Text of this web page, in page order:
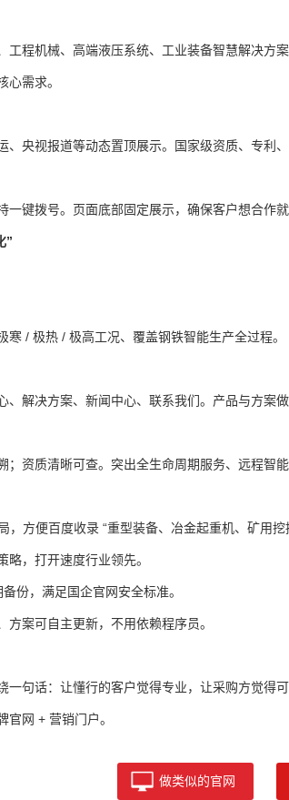
工程机械、高端液压系统、工业装备智慧解决方
心需求。
央视报道等动态置顶展示。 国家级资质、专利
一键拨号。 页面底部固定展示，确保客户想合作就
”
/ 极热 / 极高工况、覆盖钢铁智能生产全过程。
解决方案、新闻中心、联系我们。 产品与方案
；资质清晰可查。突出全生命周期服务、远程智
，方便百度收录 “重型装备、冶金起重机、矿用挖
略，打开速度行业领先。
份，满足国企官网安全标准。
案可自主更新，不用依赖程序员。
一句话：让懂行的客户觉得专业，让采购方觉得
网 + 营销门户。
做类似的官网